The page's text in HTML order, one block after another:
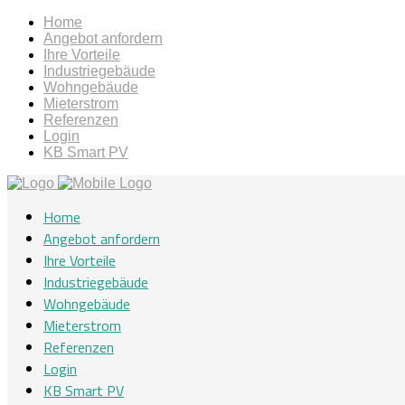
Home
Angebot anfordern
Ihre Vorteile
Industriegebäude
Wohngebäude
Mieterstrom
Referenzen
Login
KB Smart PV
Home
Angebot anfordern
Ihre Vorteile
Industriegebäude
Wohngebäude
Mieterstrom
Referenzen
Login
KB Smart PV